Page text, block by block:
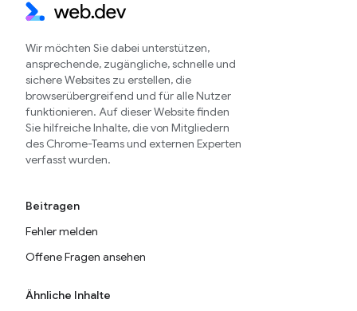
Wir möchten Sie dabei unterstützen,
ansprechende, zugängliche, schnelle und
sichere Websites zu erstellen, die
browserübergreifend und für alle Nutzer
funktionieren. Auf dieser Website finden
Sie hilfreiche Inhalte, die von Mitgliedern
des Chrome-Teams und externen Experten
verfasst wurden.
Beitragen
Fehler melden
Offene Fragen ansehen
Ähnliche Inhalte